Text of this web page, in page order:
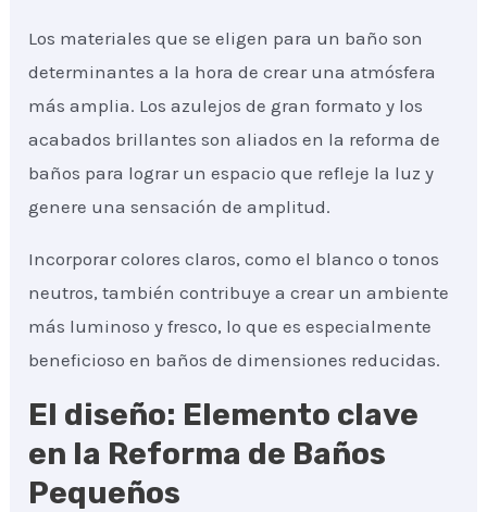
Los materiales que se eligen para un baño son
determinantes a la hora de crear una atmósfera
más amplia. Los azulejos de gran formato y los
acabados brillantes son aliados en la reforma de
baños para lograr un espacio que refleje la luz y
genere una sensación de amplitud.
Incorporar colores claros, como el blanco o tonos
neutros, también contribuye a crear un ambiente
más luminoso y fresco, lo que es especialmente
beneficioso en baños de dimensiones reducidas.
El diseño: Elemento clave
en la Reforma de Baños
Pequeños